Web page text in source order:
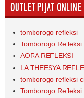
OUTLET PIJAT ONLINE
tomborogo refleksi
Tomborogo Refleksi
AORA REFLEKSI
LA THEESYA
tomborogo refleksi
Tomborogo Refleksi